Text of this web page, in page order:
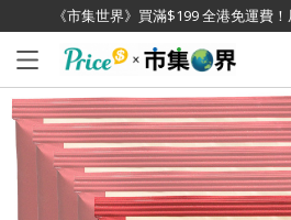
《市集世界》買滿$199 全港免運費
已加入購物車